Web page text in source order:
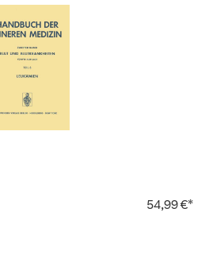
54,99 €*